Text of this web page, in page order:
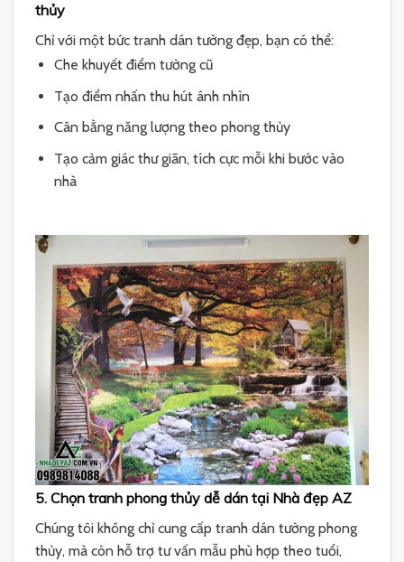
thủy
Chỉ với một bức tranh dán tường đẹp, bạn có thể:
Che khuyết điểm tường cũ
Tạo điểm nhấn thu hút ánh nhìn
Cân bằng năng lượng theo phong thủy
Tạo cảm giác thư giãn, tích cực mỗi khi bước vào
nhà
5. Chọn tranh phong thủy dễ dán tại Nhà đẹp AZ
Chúng tôi không chỉ cung cấp tranh dán tường phong
thủy, mà còn hỗ trợ tư vấn mẫu phù hợp theo tuổi,